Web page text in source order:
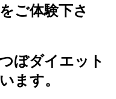
ご体験下さ
ぼダイエット
ます。